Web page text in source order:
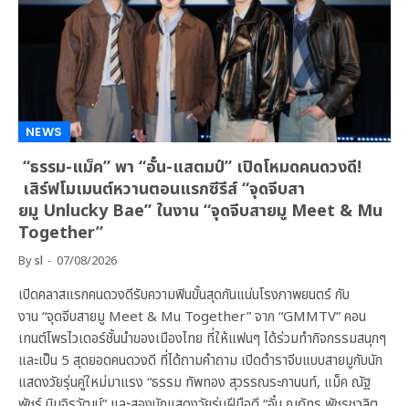
NEWS
“ธรรม-แม็ค” พา “อั๋น-แสตมป์” เปิดโหมดคนดวงดี!
เสิร์ฟโมเมนต์หวานตอนแรกซีรีส์ “จุดจีบสา
ยมู Unlucky Bae” ในงาน “จุดจีบสายมู Meet & Mu
Together”
Bysl 07/08/2026
เปิดคลาสแรกคนดวงดีรับความฟินขั้นสุดกันแน่นโรงภาพยนตร์ กับ
งาน “จุดจีบสายมู Meet & Mu Together” จาก “GMMTV” คอน
เทนต์โพรไวเดอร์ชั้นนำของเมืองไทย ที่ให้แฟนๆ ได้ร่วมทำกิจกรรมสนุกๆ
และเป็น 5 สุดยอดคนดวงดี ที่ได้ถามคำถาม เปิดตำราจีบแบบสายมูกับนัก
แสดงวัยรุ่นคู่ใหม่มาแรง “ธรรม ทัพทอง สุวรรณระกานนท์, แม็ค ณัฐ